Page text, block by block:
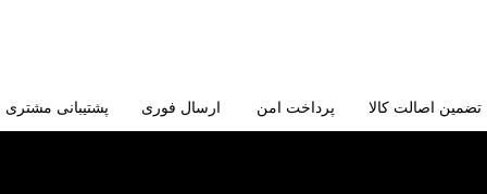
تضمین اصالت کالا پرداخت امن ارسال فوری پشتیبانی مشتری